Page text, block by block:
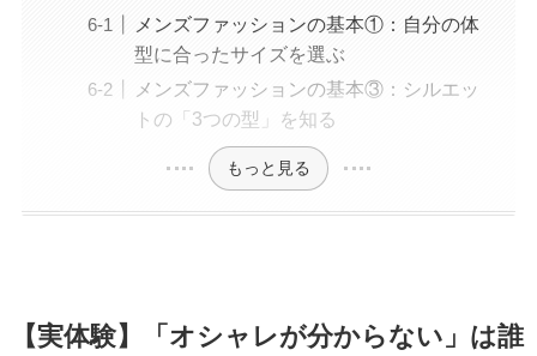
メンズファッションの基本①：自分の体
型に合ったサイズを選ぶ
メンズファッションの基本③：シルエッ
トの「3つの型」を知る
もっと見る
【実体験】「オシャレが分からない」は誰